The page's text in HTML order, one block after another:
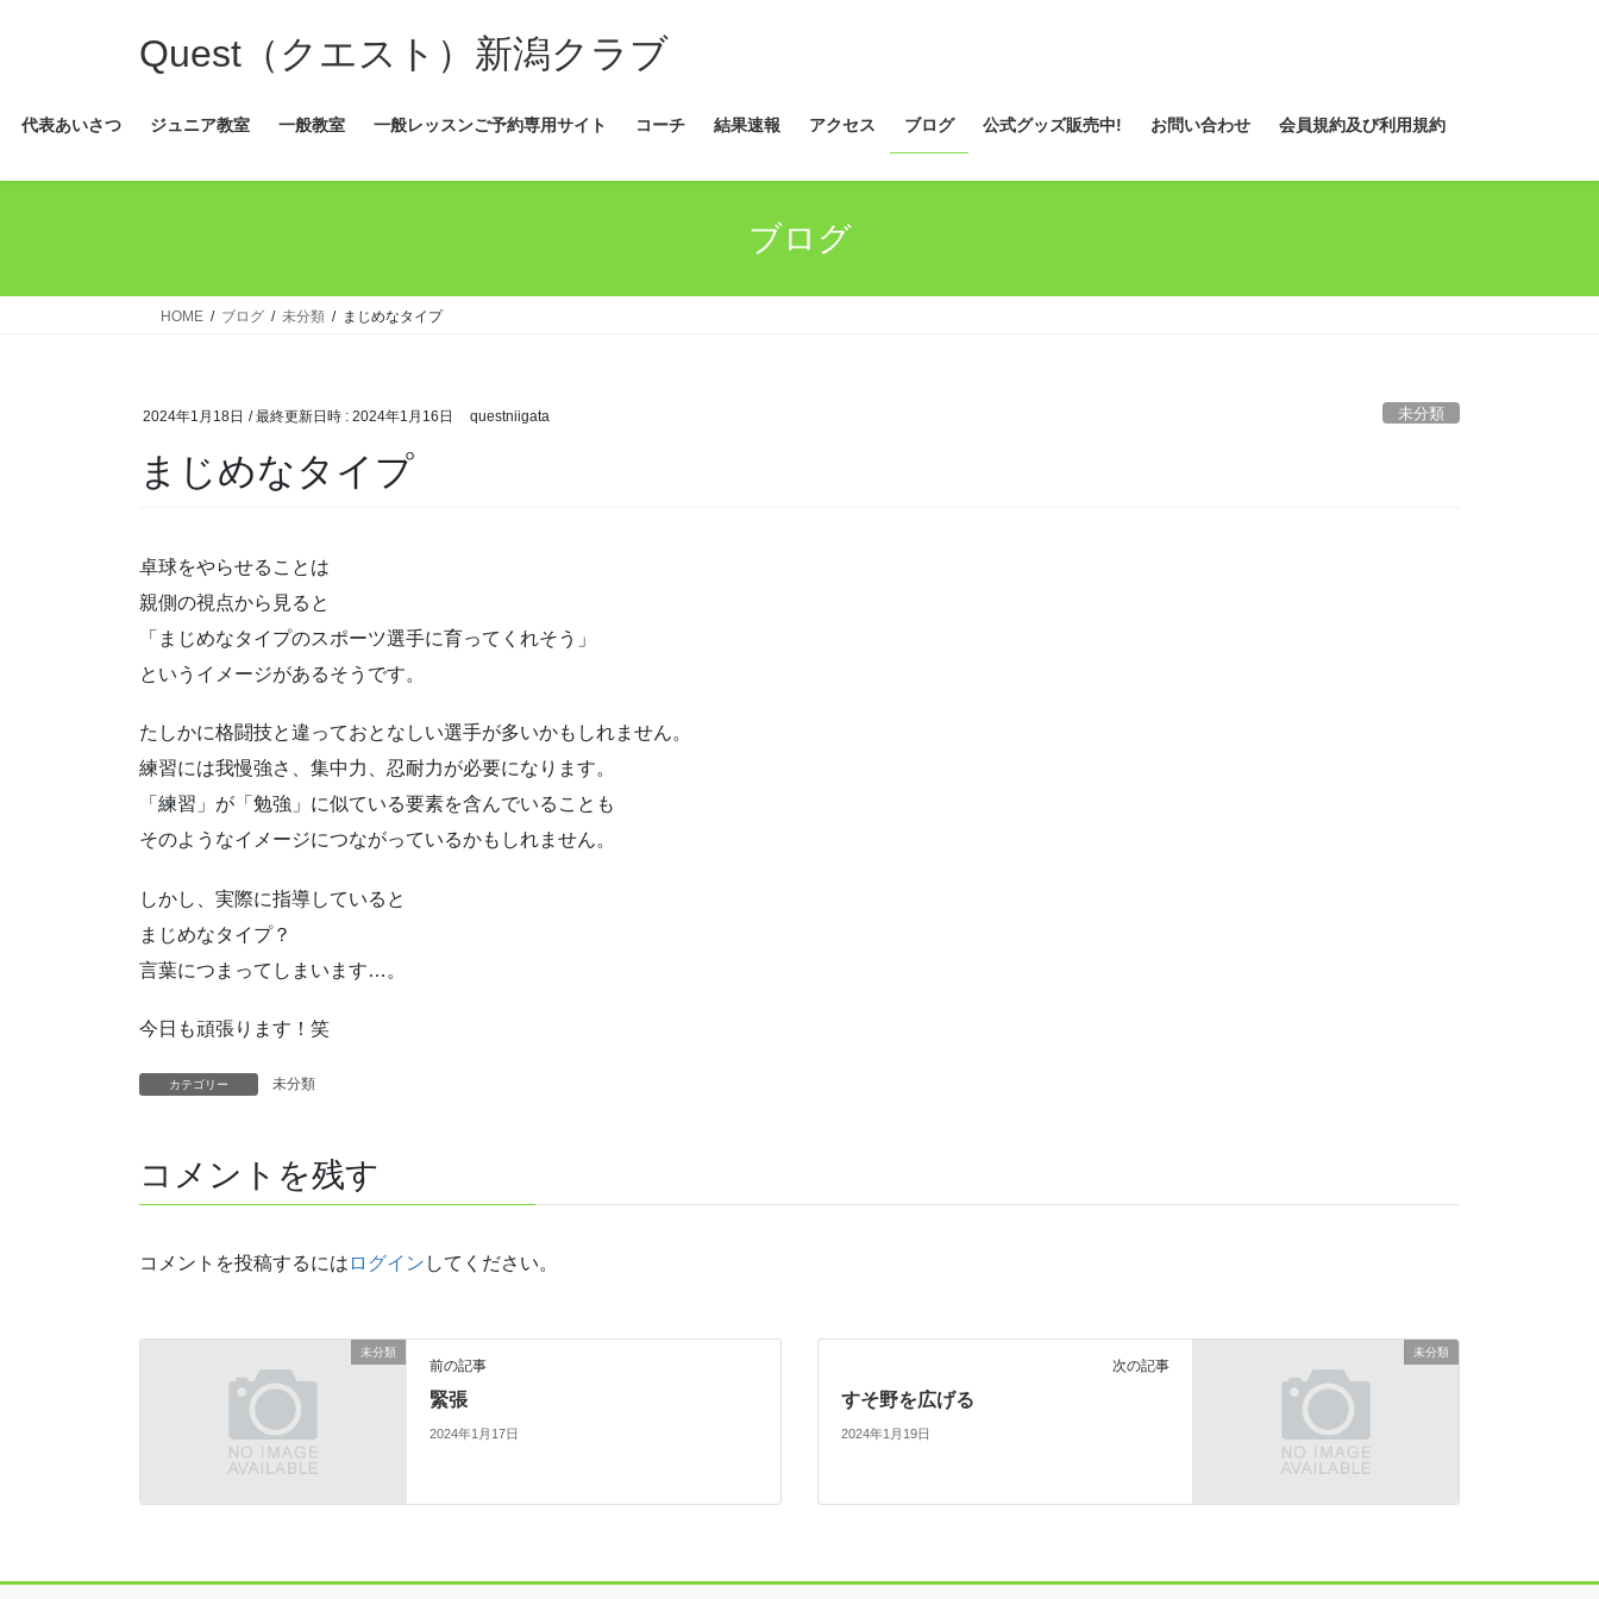
ス
ン
Quest（クエスト）新潟クラブ
代表あいさつ ジュニア教室 一般教室 一般レッスンご予約専用サイト コーチ 結果速報 アクセス ブログ 公式グッズ販売中! お問い合わせ 会員規約及び利用規約
ブログ
HOME ブログ 未分類 まじめなタイプ
2024年1月18日 / 最終更新日時 : 2024年1月16日 questniigata 未分類
まじめなタイプ
卓球をやらせることは
親側の視点から見ると
「まじめなタイプのスポーツ選手に育ってくれそう」
というイメージがあるそうです。
たしかに格闘技と違っておとなしい選手が多いかもしれません。
練習には我慢強さ、集中力、忍耐力が必要になります。
「練習」が「勉強」に似ている要素を含んでいることも
そのようなイメージにつながっているかもしれません。
しかし、実際に指導していると
まじめなタイプ？
言葉につまってしまいます…。
今日も頑張ります！笑
カテゴリー 未分類
コメントを残す
コメントを投稿するには ログイン してください。
未分類
前の記事
緊張
2024年1月17日
未分類
次の記事
すそ野を広げる
2024年1月19日